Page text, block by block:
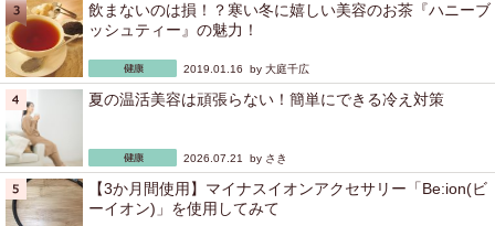
飲まないのは損！？寒い冬に嬉しい美容のお茶『ハニーブ
ッシュティー』の魅力！
2019.01.16 by 大庭千広
夏の温活美容は頑張らない！簡単にできる冷え対策
2026.07.21 by さき
【3か月間使用】マイナスイオンアクセサリー「Be:ion(ビ
ーイオン)」を使用してみて